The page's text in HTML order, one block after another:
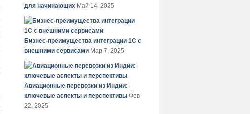
для начинающих Май 14, 2025
Бизнес-преимущества интеграции 1С с
внешними сервисами Мар 7, 2025
Авиационные перевозки из Индии:
ключевые аспекты и перспективы Фев
22, 2025